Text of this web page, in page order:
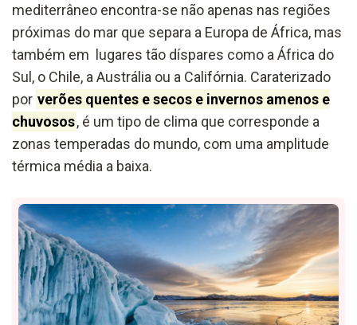
mediterrâneo encontra-se não apenas nas regiões
próximas do mar que separa a Europa de África, mas
também em lugares tão díspares como a África do
Sul, o Chile, a Austrália ou a Califórnia. Caraterizado
por verões quentes e secos e invernos amenos e
chuvosos, é um tipo de clima que corresponde a
zonas temperadas do mundo, com uma amplitude
térmica média a baixa.